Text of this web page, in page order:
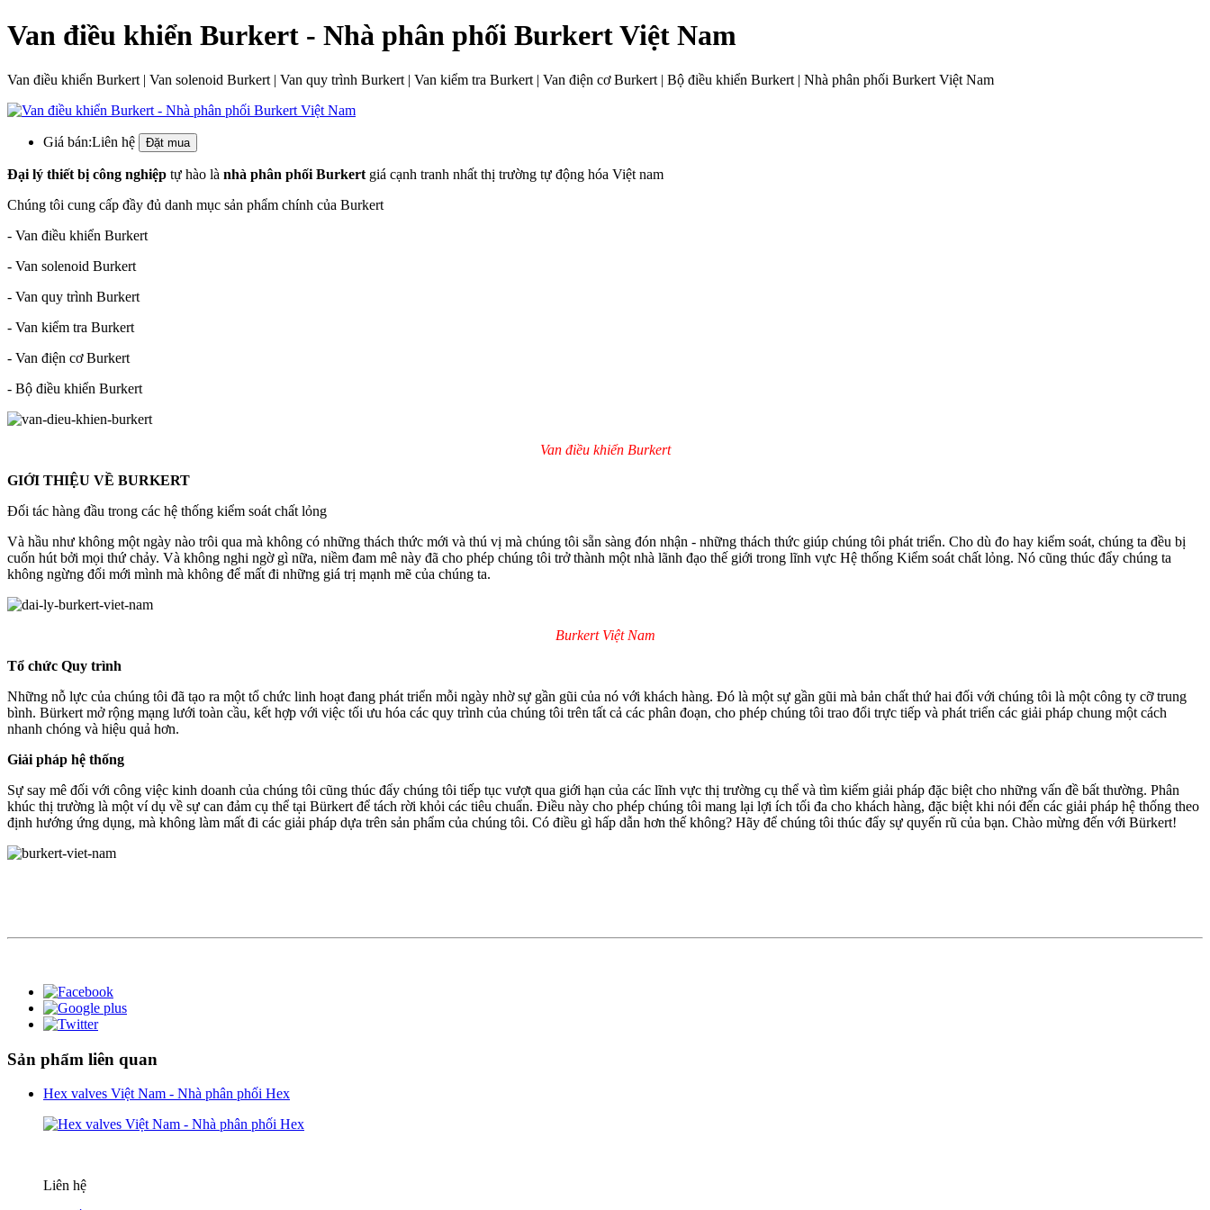
Van điều khiển Burkert - Nhà phân phối Burkert Việt Nam
Van điều khiển Burkert | Van solenoid Burkert | Van quy trình Burkert | Van kiểm tra Burkert | Van điện cơ Burkert | Bộ điều khiển Burkert | Nhà phân phối Burkert Việt Nam
Giá bán:Liên hệ
Đại lý thiết bị công nghiệp tự hào là nhà phân phối Burkert giá cạnh tranh nhất thị trường tự động hóa Việt nam
Chúng tôi cung cấp đầy đủ danh mục sản phẩm chính của Burkert
- Van điều khiển Burkert
- Van solenoid Burkert
- Van quy trình Burkert
- Van kiểm tra Burkert
- Van điện cơ Burkert
- Bộ điều khiển Burkert
Van điều khiển Burkert
GIỚI THIỆU VỀ BURKERT
Đối tác hàng đầu trong các hệ thống kiểm soát chất lỏng
Và hầu như không một ngày nào trôi qua mà không có những thách thức mới và thú vị mà chúng tôi sẵn sàng đón nhận - những thách thức giúp chúng tôi phát triển. Cho dù đo hay kiểm soát, chúng ta đều bị
cuốn hút bởi mọi thứ chảy. Và không nghi ngờ gì nữa, niềm đam mê này đã cho phép chúng tôi trở thành một nhà lãnh đạo thế giới trong lĩnh vực Hệ thống Kiểm soát chất lỏng. Nó cũng thúc đẩy chúng ta
không ngừng đổi mới mình mà không để mất đi những giá trị mạnh mẽ của chúng ta.
Burkert Việt Nam
Tổ chức Quy trình
Những nỗ lực của chúng tôi đã tạo ra một tổ chức linh hoạt đang phát triển mỗi ngày nhờ sự gần gũi của nó với khách hàng. Đó là một sự gần gũi mà bản chất thứ hai đối với chúng tôi là một công ty cỡ trung
bình. Bürkert mở rộng mạng lưới toàn cầu, kết hợp với việc tối ưu hóa các quy trình của chúng tôi trên tất cả các phân đoạn, cho phép chúng tôi trao đổi trực tiếp và phát triển các giải pháp chung một cách
nhanh chóng và hiệu quả hơn.
Giải pháp hệ thống
Sự say mê đối với công việc kinh doanh của chúng tôi cũng thúc đẩy chúng tôi tiếp tục vượt qua giới hạn của các lĩnh vực thị trường cụ thể và tìm kiếm giải pháp đặc biệt cho những vấn đề bất thường. Phân
khúc thị trường là một ví dụ về sự can đảm cụ thể tại Bürkert để tách rời khỏi các tiêu chuẩn. Điều này cho phép chúng tôi mang lại lợi ích tối đa cho khách hàng, đặc biệt khi nói đến các giải pháp hệ thống theo
định hướng ứng dụng, mà không làm mất đi các giải pháp dựa trên sản phẩm của chúng tôi. Có điều gì hấp dẫn hơn thế không? Hãy để chúng tôi thúc đẩy sự quyến rũ của bạn. Chào mừng đến với Bürkert!
Sản phẩm liên quan
Hex valves Việt Nam - Nhà phân phối Hex
Liên hệ